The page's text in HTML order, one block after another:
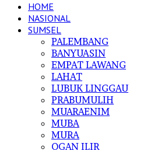
HOME
NASIONAL
SUMSEL
PALEMBANG
BANYUASIN
EMPAT LAWANG
LAHAT
LUBUK LINGGAU
PRABUMULIH
MUARAENIM
MUBA
MURA
OGAN ILIR